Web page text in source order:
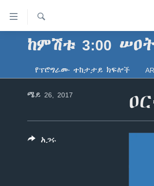
የመሥሪያ
ማገናኛዎች
አፍሪካ
ዓለምአቀፍ
ጋቢና ቪኦኤ
ከምሽቱ ሦስት ሰዓት የአማርኛ ዜና
ፈልግ
ከምሽቱ 3:00
የፕሮግራሙ ተከታታይ ክፍሎች
ሜይ 26, 2017
አጋሩ